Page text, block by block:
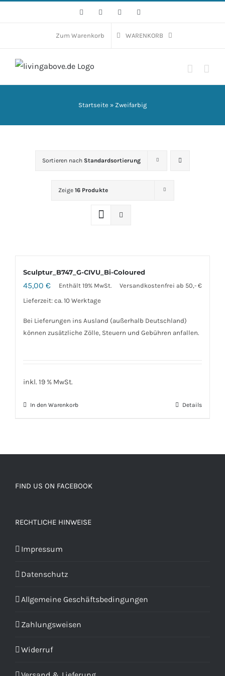
FacebookInstagramWhatsApp
Zum Warenkorb WARENKORB
Startseite » Zweifarbig
Sortieren nach Standardsortierung
Zeige 16 Produkte
Sculptur_B747_G-CIVU_Bi-Coloured
45,00 € Enthält 19% MwSt.
Versandkostenfrei ab 50,- €
Lieferzeit: ca. 10 Werktage
Bei Lieferungen ins Ausland (außerhalb Deutschland)
können zusätzliche Zölle, Steuern und Gebühren anfallen.
inkl. 19 % MwSt.
In den Warenkorb Details
FIND US ON FACEBOOK
RECHTLICHE HINWEISE
Impressum
Datenschutz
Allgemeine Geschäftsbedingungen
Zahlungsweisen
Widerruf